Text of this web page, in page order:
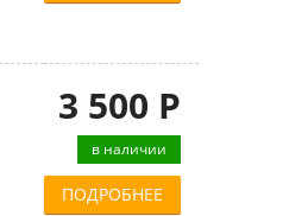
3 500 Р
в наличии
ПОДРОБНЕЕ